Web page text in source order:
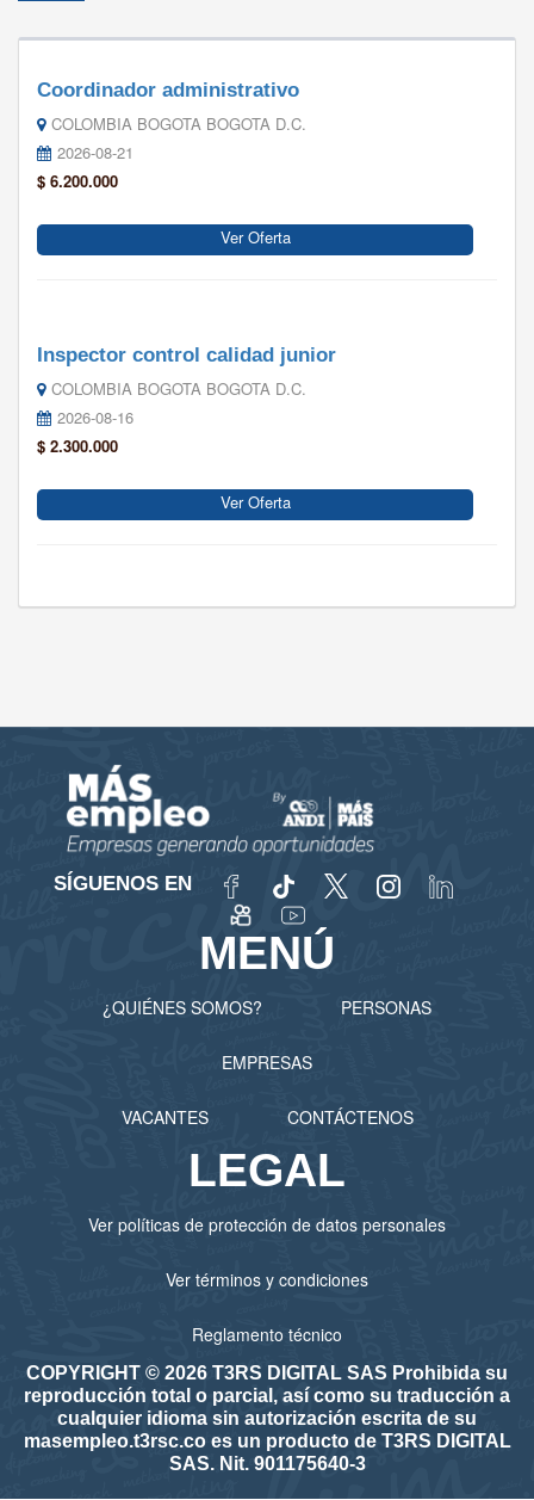
Coordinador administrativo
COLOMBIA BOGOTA BOGOTA D.C.
2026-08-21
$ 6.200.000
Ver Oferta
Inspector control calidad junior
COLOMBIA BOGOTA BOGOTA D.C.
2026-08-16
$ 2.300.000
Ver Oferta
SÍGUENOS EN
MENÚ
¿QUIÉNES SOMOS? PERSONAS
EMPRESAS
VACANTES CONTÁCTENOS
LEGAL
Ver políticas de protección de datos personales
Ver términos y condiciones
Reglamento técnico
COPYRIGHT © 2026 T3RS DIGITAL SAS Prohibida su
reproducción total o parcial, así como su traducción a
cualquier idioma sin autorización escrita de su
masempleo.t3rsc.co es un producto de T3RS DIGITAL
SAS. Nit. 901175640-3